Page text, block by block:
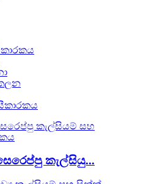
කැල්සියු...